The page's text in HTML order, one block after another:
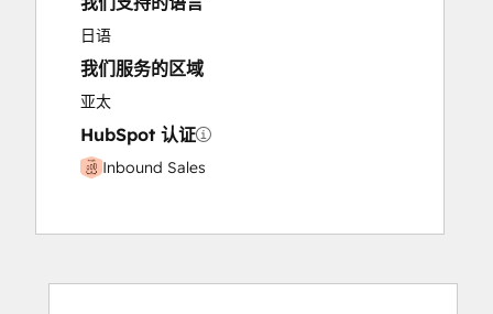
日语
我们服务的区域
亚太
HubSpot 认证
Inbound Sales